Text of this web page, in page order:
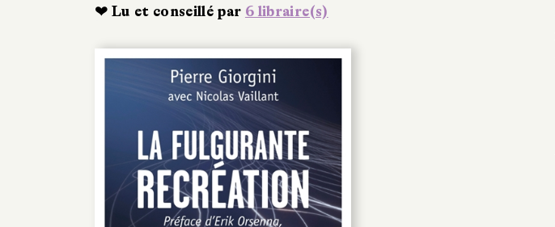
❤ Lu et conseillé par 6 libraire(s)